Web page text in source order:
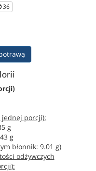
36
jednej porcji):
g
g
błonnik: 9.01 g)
odżywczych